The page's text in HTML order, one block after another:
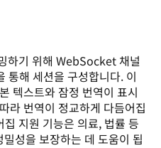
하기 위해 WebSocket 채널
통해 세션을 구성합니다. 이
텍스트와 잠정 번역이 표시
라 번역이 정교하게 다듬어집
지원 기능은 의료, 법률 등
성을 보장하는 데 도움이 됩